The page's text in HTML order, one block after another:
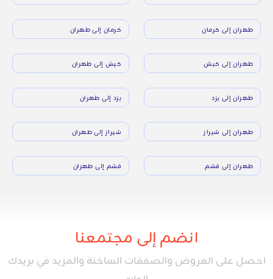
طهران إلى كرمان كرمان إلى طهران
طهران إلى كيش كيش إلى طهران
طهران إلى يزد يزد إلى طهران
طهران إلى شيراز شيراز إلى طهران
طهران إلى قشم قشم إلى طهران
انضم إلى مجتمعنا
احصل على العروض والصفقات الساخنة والمزيد في بريدك